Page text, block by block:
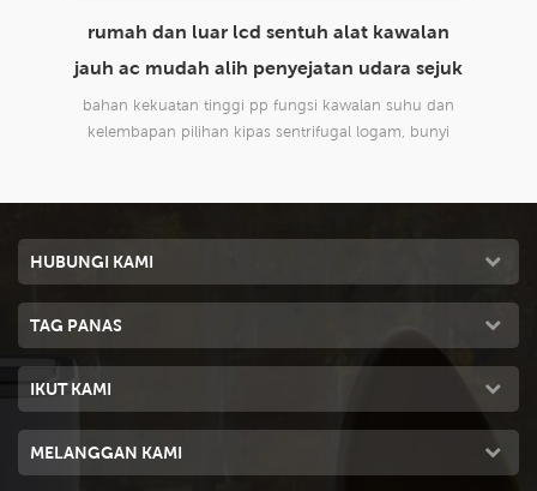
envirotech 8000cmh penggunaan rumah
domestik mudah alih penyejatan penyejatan
udara sejuk
reka bentuk baru, sesuai untuk semua jenis aplikasi
dalaman dan luaran, komersil dan perindustrian.
HUBUNGI KAMI
TAG PANAS
IKUT KAMI
MELANGGAN KAMI